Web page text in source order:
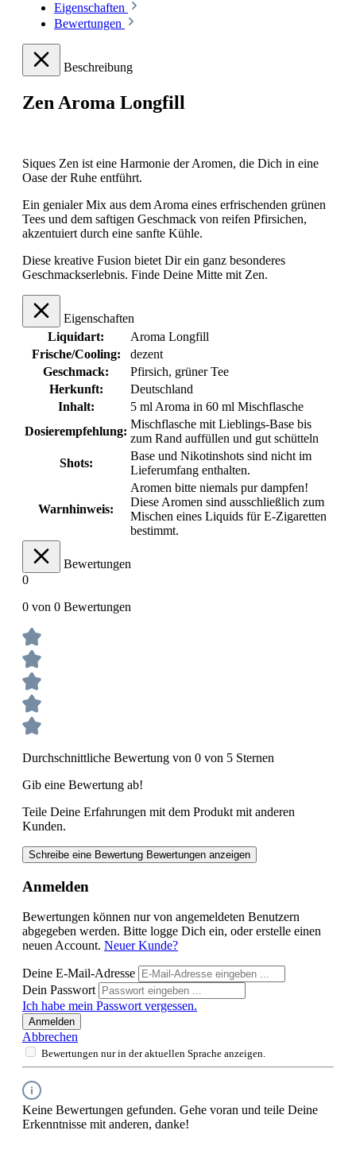
Eigenschaften
Bewertungen
Beschreibung
Zen Aroma Longfill
Siques Zen ist eine Harmonie der Aromen, die Dich in eine
Oase der Ruhe entführt.
Ein genialer Mix aus dem Aroma eines erfrischenden grünen
Tees und dem saftigen Geschmack von reifen Pfirsichen,
akzentuiert durch eine sanfte Kühle.
Diese kreative Fusion bietet Dir ein ganz besonderes
Geschmackserlebnis. Finde Deine Mitte mit Zen.
Eigenschaften
Liquidart:
Aroma Longfill
Frische/Cooling:
dezent
Geschmack:
Pfirsich, grüner Tee
Herkunft:
Deutschland
Inhalt:
5 ml Aroma in 60 ml Mischflasche
Dosierempfehlung:
Mischflasche mit Lieblings-Base bis
zum Rand auffüllen und gut schütteln
Shots:
Base und Nikotinshots sind nicht im
Lieferumfang enthalten.
Warnhinweis:
Aromen bitte niemals pur dampfen!
Diese Aromen sind ausschließlich zum
Mischen eines Liquids für E-Zigaretten
bestimmt.
Bewertungen
0
0 von 0 Bewertungen
Durchschnittliche Bewertung von 0 von 5 Sternen
Gib eine Bewertung ab!
Teile Deine Erfahrungen mit dem Produkt mit anderen
Kunden.
Schreibe eine Bewertung Bewertungen anzeigen
Anmelden
Bewertungen können nur von angemeldeten Benutzern
abgegeben werden. Bitte logge Dich ein, oder erstelle einen
neuen Account. Neuer Kunde?
Deine E-Mail-Adresse
Dein Passwort
Ich habe mein Passwort vergessen.
Anmelden
Abbrechen
Bewertungen nur in der aktuellen Sprache anzeigen.
Keine Bewertungen gefunden. Gehe voran und teile Deine
Erkenntnisse mit anderen, danke!